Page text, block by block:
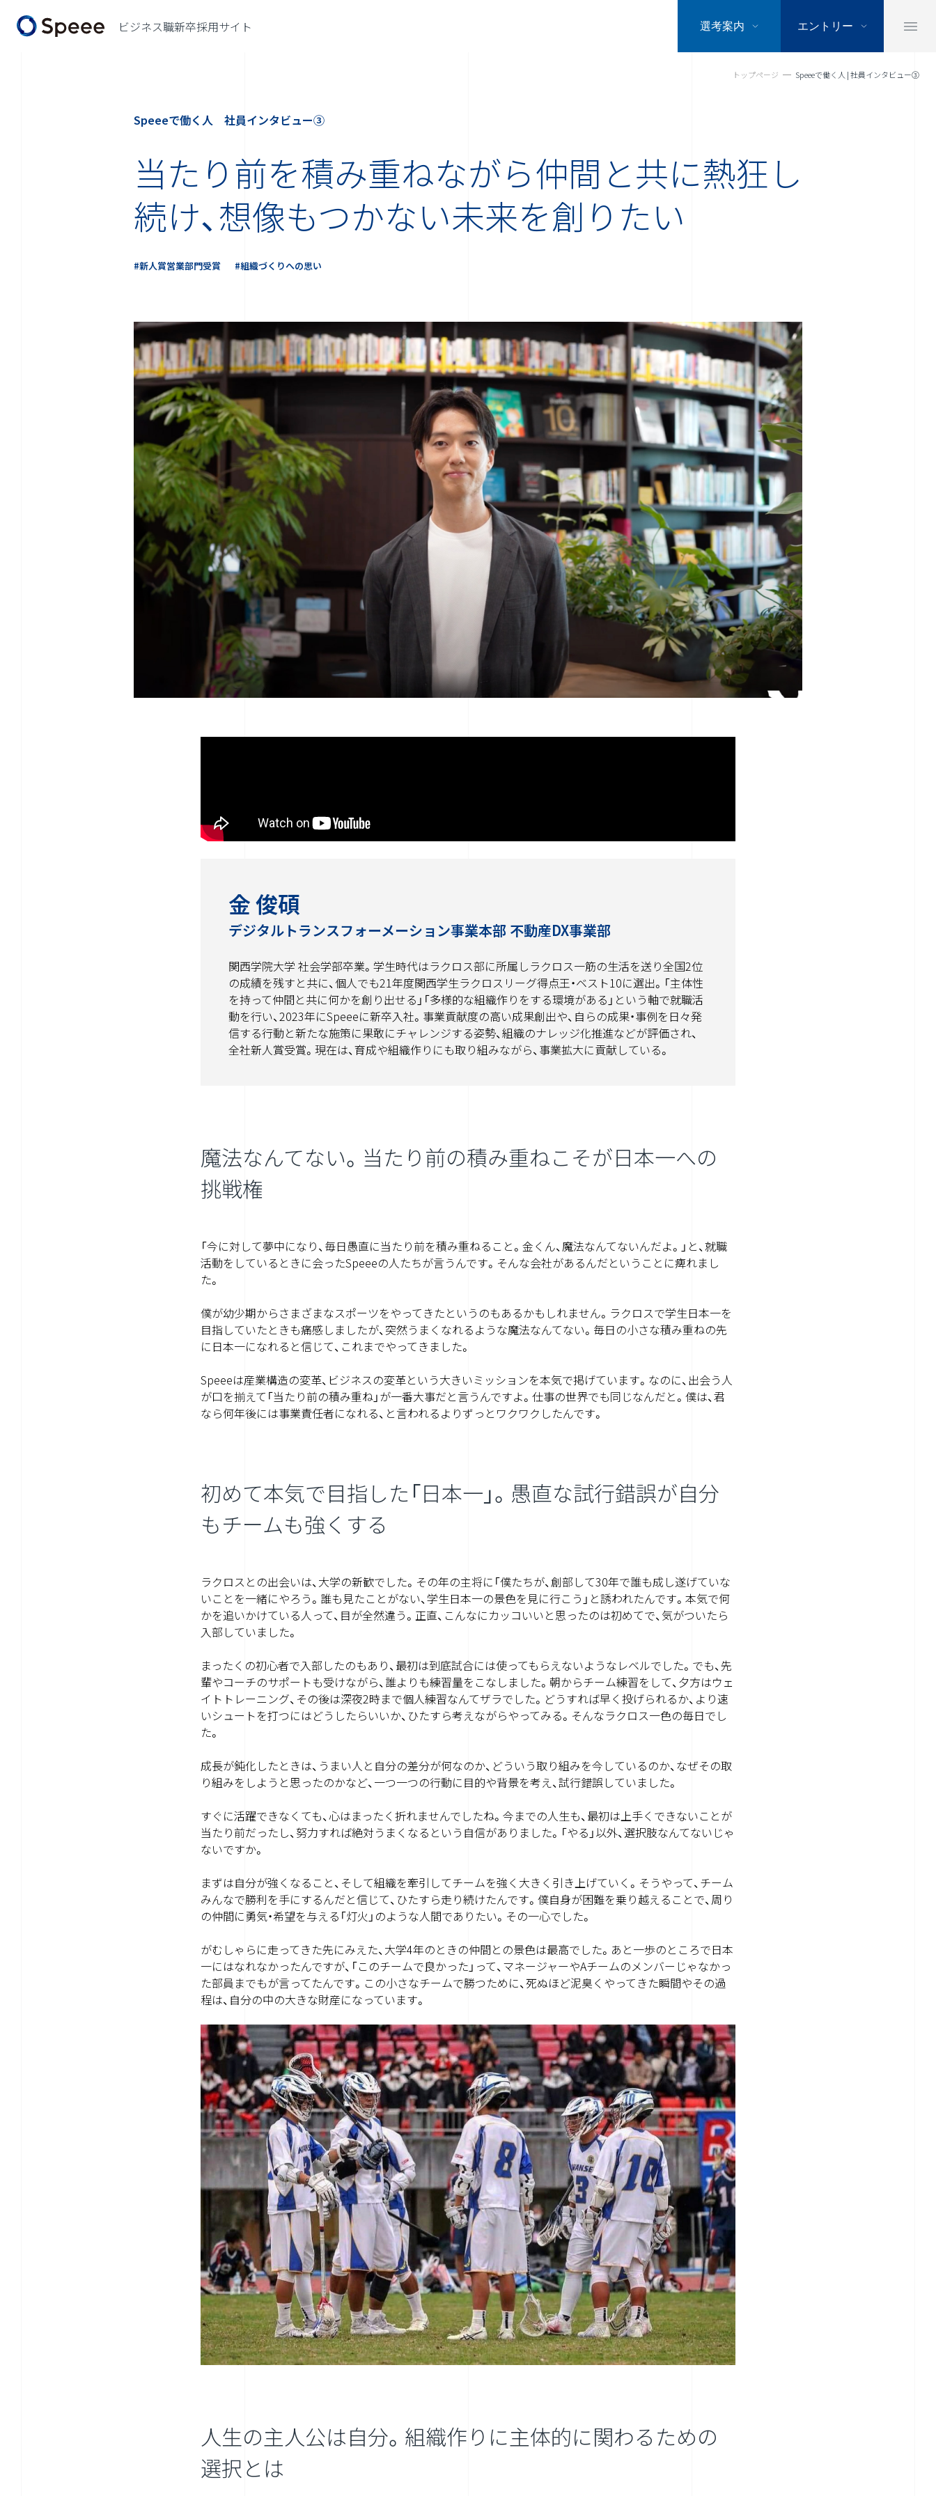
ビジネス職新卒採用サイト 選考案内 エントリー
Speeeで働く人 社員インタビュー③
当たり前を積み重ねながら仲間と共に熱狂し
続け、想像もつかない未来を創りたい
#新人賞営業部門受賞 #組織づくりへの思い
金 俊碩
デジタルトランスフォーメーション事業本部 不動産DX事業部
関西学院大学 社会学部卒業。学生時代はラクロス部に所属しラクロス一筋の生活を送り全国2位
の成績を残すと共に、個人でも21年度関西学生ラクロスリーグ得点王・ベスト10に選出。「主体性
を持って仲間と共に何かを創り出せる」「多様的な組織作りをする環境がある」という軸で就職活
動を行い、2023年にSpeeeに新卒入社。事業貢献度の高い成果創出や、自らの成果・事例を日々発
信する行動と新たな施策に果敢にチャレンジする姿勢、組織のナレッジ化推進などが評価され、
全社新人賞受賞。現在は、育成や組織作りにも取り組みながら、事業拡大に貢献している。
魔法なんてない。当たり前の積み重ねこそが日本一への
挑戦権
「今に対して夢中になり、毎日愚直に当たり前を積み重ねること。金くん、魔法なんてないんだよ。」と、就職
活動をしているときに会ったSpeeeの人たちが言うんです。そんな会社があるんだということに痺れまし
た。
僕が幼少期からさまざまなスポーツをやってきたというのもあるかもしれません。ラクロスで学生日本一を
目指していたときも痛感しましたが、突然うまくなれるような魔法なんてない。毎日の小さな積み重ねの先
に日本一になれると信じて、これまでやってきました。
Speeeは産業構造の変革、ビジネスの変革という大きいミッションを本気で掲げています。なのに、出会う人
が口を揃えて「当たり前の積み重ね」が一番大事だと言うんですよ。仕事の世界でも同じなんだと。僕は、君
なら何年後には事業責任者になれる、と言われるよりずっとワクワクしたんです。
初めて本気で目指した「日本一」。愚直な試行錯誤が自分
もチームも強くする
ラクロスとの出会いは、大学の新歓でした。その年の主将に「僕たちが、創部して30年で誰も成し遂げていな
いことを一緒にやろう。誰も見たことがない、学生日本一の景色を見に行こう」と誘われたんです。本気で何
かを追いかけている人って、目が全然違う。正直、こんなにカッコいいと思ったのは初めてで、気がついたら
入部していました。
まったくの初心者で入部したのもあり、最初は到底試合には使ってもらえないようなレベルでした。でも、先
輩やコーチのサポートも受けながら、誰よりも練習量をこなしました。朝からチーム練習をして、夕方はウェ
イトトレーニング、その後は深夜2時まで個人練習なんてザラでした。どうすれば早く投げられるか、より速
いシュートを打つにはどうしたらいいか、ひたすら考えながらやってみる。そんなラクロス一色の毎日でし
た。
成長が鈍化したときは、うまい人と自分の差分が何なのか、どういう取り組みを今しているのか、なぜその取
り組みをしようと思ったのかなど、一つ一つの行動に目的や背景を考え、試行錯誤していました。
すぐに活躍できなくても、心はまったく折れませんでしたね。今までの人生も、最初は上手くできないことが
当たり前だったし、努力すれば絶対うまくなるという自信がありました。「やる」以外、選択肢なんてないじゃ
ないですか。
まずは自分が強くなること、そして組織を牽引してチームを強く大きく引き上げていく。そうやって、チーム
みんなで勝利を手にするんだと信じて、ひたすら走り続けたんです。僕自身が困難を乗り越えることで、周り
の仲間に勇気・希望を与える「灯火」のような人間でありたい。その一心でした。
がむしゃらに走ってきた先にみえた、大学4年のときの仲間との景色は最高でした。あと一歩のところで日本
一にはなれなかったんですが、「このチームで良かった」って、マネージャーやAチームのメンバーじゃなかっ
た部員までもが言ってたんです。この小さなチームで勝つために、死ぬほど泥臭くやってきた瞬間やその過
程は、自分の中の大きな財産になっています。
人生の主人公は自分。組織作りに主体的に関わるための
選択とは
トップページ Speeeで働く人 | 社員インタビュー③